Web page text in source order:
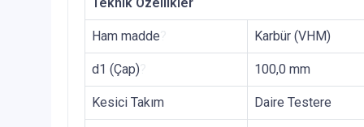
Teknik Özellikler
Ham madde Karbür (VHM)
d1 (Çap) 100,0 mm
Kesici Takım Daire Testere